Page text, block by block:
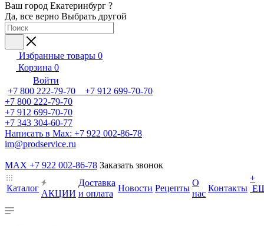
Ваш город Екатеринбург ?
Да, все верно Выбрать другой
Избранные товары 0
Корзина 0
Войти
+7 800 222-79-70 +7 912 699-70-70
+7 800 222-79-70
+7 912 699-70-70
+7 343 304-60-77
Написать в Max: +7 922 002-86-78
im@prodservice.ru
MAX +7 922 002-86-78 Заказать звонок
Каталог
АКЦИИ
Доставка
и оплата
Новости Рецепты
О
нас
Контакты
+